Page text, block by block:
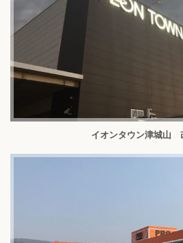
イオンタウン津城山